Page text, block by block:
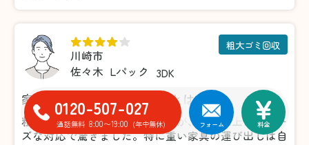
川崎市
佐々木 Lパック 3DK
粗大ゴミ回収
家具の処分がこんなに楽だとは！
粗大ゴミの処分で利用しましたが、想像以上にスムー
ズな対応で驚きました。特に重い家具の運び出しは自
0120-507-027
通話無料 8:00〜19:00 (年中無休) フォーム 料金